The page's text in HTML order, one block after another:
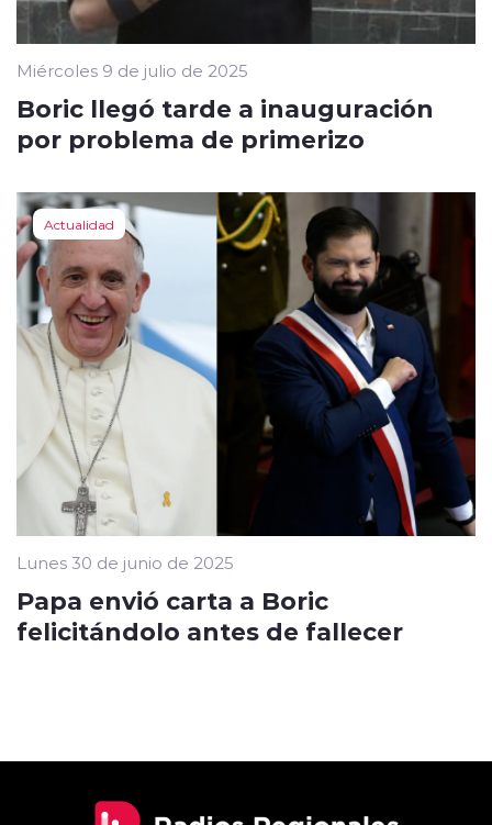
Miércoles 9 de julio de 2025
Boric llegó tarde a inauguración
por problema de primerizo
Actualidad
Lunes 30 de junio de 2025
Papa envió carta a Boric
felicitándolo antes de fallecer